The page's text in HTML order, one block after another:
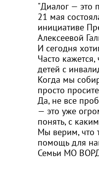
"Диалог — это
21 мая
инициативе
Алексеевой
И сегодня
Часто
детей с
Когда мы
просто
Да, не все
— это уже
понять, с
Мы верим, что
помощь для
Семьи МО